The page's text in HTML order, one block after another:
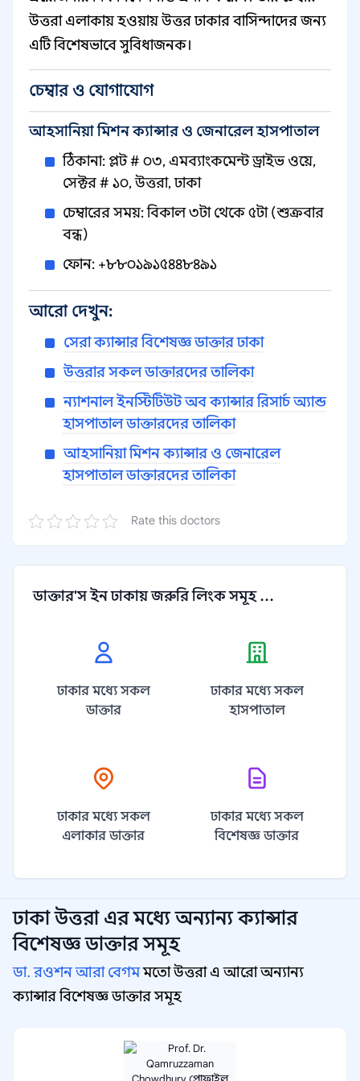
উত্তরা এলাকায় হওয়ায় উত্তর ঢাকার বাসিন্দাদের জন্য
এটি বিশেষভাবে সুবিধাজনক।
চেম্বার ও যোগাযোগ
আহসানিয়া মিশন ক্যান্সার ও জেনারেল হাসপাতাল
ঠিকানা: প্লট # ০৩, এমব্যাংকমেন্ট ড্রাইভ ওয়ে,
সেক্টর # ১০, উত্তরা, ঢাকা
চেম্বারের সময়: বিকাল ৩টা থেকে ৫টা (শুক্রবার
বন্ধ)
ফোন: +৮৮০১৯১৫৪৪৮৪৯১
আরো দেখুন:
সেরা ক্যান্সার বিশেষজ্ঞ ডাক্তার ঢাকা
উত্তরার সকল ডাক্তারদের তালিকা
ন্যাশনাল ইনস্টিটিউট অব ক্যান্সার রিসার্চ অ্যান্ড
হাসপাতাল ডাক্তারদের তালিকা
আহসানিয়া মিশন ক্যান্সার ও জেনারেল
হাসপাতাল ডাক্তারদের তালিকা
Rate this doctors
ডাক্তার'স ইন ঢাকায় জরুরি লিংক সমূহ ...
ঢাকার মধ্যে সকল
ডাক্তার
ঢাকার মধ্যে সকল
হাসপাতাল
ঢাকার মধ্যে সকল
এলাকার ডাক্তার
ঢাকার মধ্যে সকল
বিশেষজ্ঞ ডাক্তার
ঢাকা উত্তরা এর মধ্যে অন্যান্যক্যান্সার
বিশেষজ্ঞ ডাক্তার সমূহ
ডা. রওশন আরা বেগমমতো উত্তরা এ আরো অন্যান্য
ক্যান্সার বিশেষজ্ঞ ডাক্তার সমূহ